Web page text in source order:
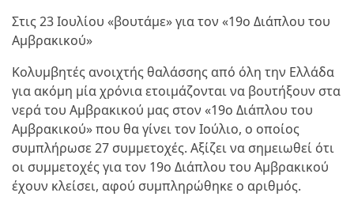
Στις 23 Ιουλίου «βουτάμε» για τον «19ο Διάπλου του
Αμβρακικού»
Κολυμβητές ανοιχτής θαλάσσης από όλη την Ελλάδα
για ακόμη μία χρόνια ετοιμάζονται να βουτήξουν στα
νερά του Αμβρακικού μας στον «19ο Διάπλου του
Αμβρακικού» που θα γίνει τον Ιούλιο, ο οποίος
συμπλήρωσε 27 συμμετοχές. Αξίζει να σημειωθεί ότι
οι συμμετοχές για τον 19ο Διάπλου του Αμβρακικού
έχουν κλείσει, αφού συμπληρώθηκε ο αριθμός.